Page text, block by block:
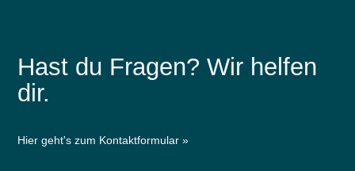
Hast du Fragen? Wir helfen
dir.
Hier geht's zum Kontaktformular »